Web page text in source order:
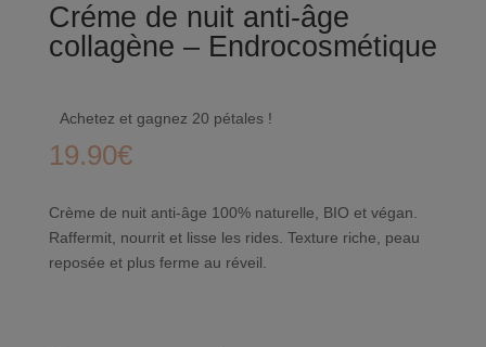
Créme de nuit anti-âge
collagène – Endrocosmétique
Achetez et gagnez 20 pétales !
19.90€
Crème de nuit anti-âge 100% naturelle, BIO et végan.
Raffermit, nourrit et lisse les rides. Texture riche, peau
reposée et plus ferme au réveil.